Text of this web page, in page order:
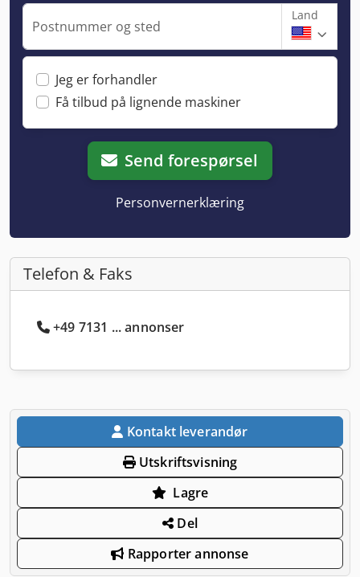
Postnummer og sted
Land
Jeg er forhandler
Få tilbud på lignende maskiner
Send forespørsel
Personvernerklæring
Telefon & Faks
+49 7131 ... annonser
Kontakt leverandør
Utskriftsvisning
Lagre
Del
Rapporter annonse